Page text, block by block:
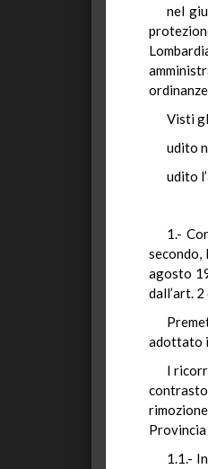
nel
Visti
udito
udito
1.-
secondo,
agosto
dall’art.
adottato
I
1.1.-